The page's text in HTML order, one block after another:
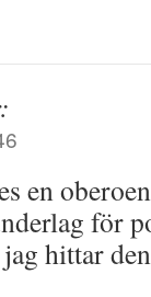
en
för
hittar